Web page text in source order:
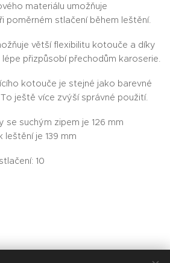
materiálu umožňuje
poměrném stlačení během leštění.
větší flexibilitu kotouče a díky
přizpůsobí přechodům karoserie.
kotouče je stejné jako barevné
ještě více zvýší správné použití.
se suchým zipem je 126 mm
leštění je 139 mm
10